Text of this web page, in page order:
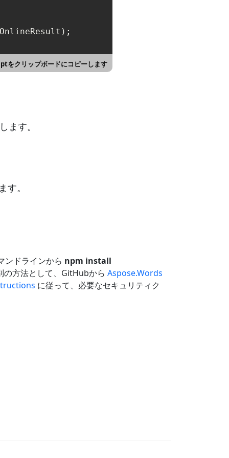
をクリップボードにコピーします
ます。
。
ンドラインから npm install
の方法として、GitHubから Aspose.Words
に従って、必要なセキュリティク